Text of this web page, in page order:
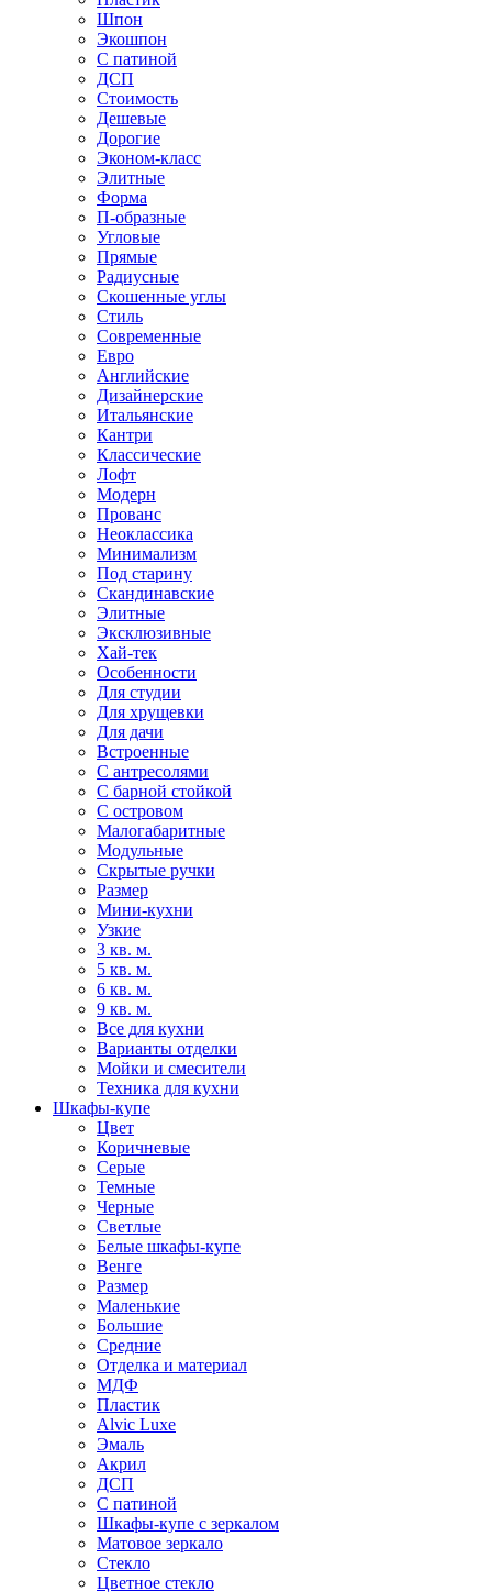
Шпон
Экошпон
С патиной
ДСП
Стоимость
Дешевые
Дорогие
Эконом-класс
Элитные
Форма
П-образные
Угловые
Прямые
Радиусные
Скошенные углы
Стиль
Современные
Евро
Английские
Дизайнерские
Итальянские
Кантри
Классические
Лофт
Модерн
Прованс
Неоклассика
Минимализм
Под старину
Скандинавские
Элитные
Эксклюзивные
Хай-тек
Особенности
Для студии
Для хрущевки
Для дачи
Встроенные
С антресолями
С барной стойкой
С островом
Малогабаритные
Модульные
Скрытые ручки
Размер
Мини-кухни
Узкие
3 кв. м.
5 кв. м.
6 кв. м.
9 кв. м.
Все для кухни
Варианты отделки
Мойки и смесители
Техника для кухни
Шкафы-купе
Цвет
Коричневые
Серые
Темные
Черные
Светлые
Белые шкафы-купе
Венге
Размер
Маленькие
Большие
Средние
Отделка и материал
МДФ
Пластик
Alvic Luxe
Эмаль
Акрил
ДСП
С патиной
Шкафы-купе с зеркалом
Матовое зеркало
Стекло
Цветное стекло